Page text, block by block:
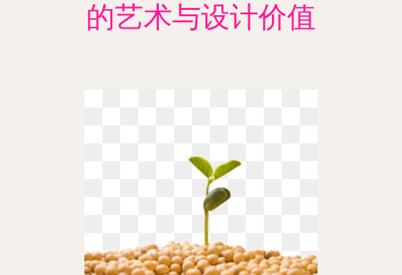
的艺术与设计价值